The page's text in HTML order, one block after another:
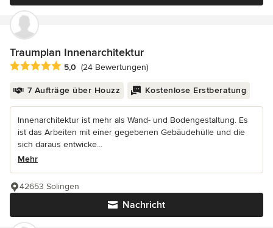
Traumplan Innenarchitektur
Durchschnittliche Bewertung: 5 von 5 Sternen
5,0 (24 Bewertungen)
7 Aufträge über Houzz Kostenlose Erstberatung
Innenarchitektur ist mehr als Wand- und Bodengestaltung. Es
ist das Arbeiten mit einer gegebenen Gebäudehülle und die
sich daraus entwicke...
Mehr
Nachricht
42653 Solingen